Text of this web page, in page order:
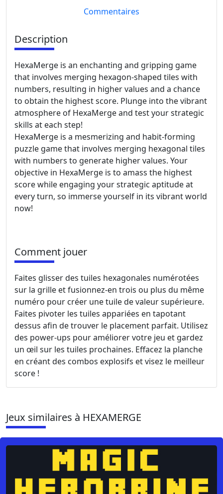
Commentaires
Description
HexaMerge is an enchanting and gripping game
that involves merging hexagon-shaped tiles with
numbers, resulting in higher values and a chance
to obtain the highest score. Plunge into the vibrant
atmosphere of HexaMerge and test your strategic
skills at each step!
HexaMerge is a mesmerizing and habit-forming
puzzle game that involves merging hexagonal tiles
with numbers to generate higher values. Your
objective in HexaMerge is to amass the highest
score while engaging your strategic aptitude at
every turn, so immerse yourself in its vibrant world
now!
Comment jouer
Faites glisser des tuiles hexagonales numérotées
sur la grille et fusionnez-en trois ou plus du même
numéro pour créer une tuile de valeur supérieure.
Faites pivoter les tuiles appariées en tapotant
dessus afin de trouver le placement parfait. Utilisez
des power-ups pour améliorer votre jeu et gardez
un œil sur les tuiles prochaines. Effacez la planche
en créant des combos explosifs et visez le meilleur
score !
Jeux similaires à HEXAMERGE